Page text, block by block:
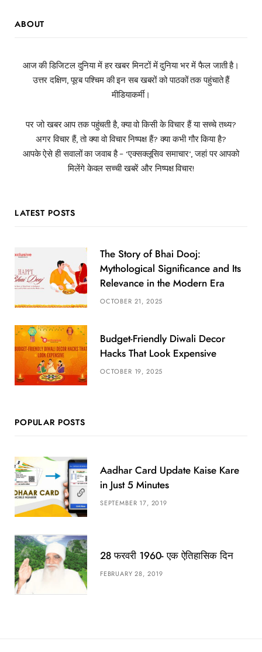
ABOUT
आज की डिजिटल दुनिया में हर खबर मिनटों में दुनिया भर में फैल जाती है।
उत्तर दक्षिण, पूरब पश्चिम की इन सब खबरों को पाठकों तक पहुंचाते हैं
मीडियाकर्मी।
पर जो खबर आप तक पहुंचती है, क्या वो किसी के विचार हैं या सच्चे तथ्य?
अगर विचार हैं, तो क्या वो विचार निष्पक्ष हैं? क्या कभी गौर किया है?
आपके ऐसे ही सवालों का जवाब है – ‘एक्सक्लूसिव समाचार’, जहां पर आपको
मिलेंगे केवल सच्ची खबरें और निष्पक्ष विचार!
LATEST POSTS
The Story of Bhai Dooj:
Mythological Significance and Its
Relevance in the Modern Era
OCTOBER 21, 2025
Budget-Friendly Diwali Decor
Hacks That Look Expensive
OCTOBER 19, 2025
POPULAR POSTS
Aadhar Card Update Kaise Kare
in Just 5 Minutes
SEPTEMBER 17, 2019
28 फरवरी 1960- एक ऐतिहासिक दिन
FEBRUARY 28, 2019